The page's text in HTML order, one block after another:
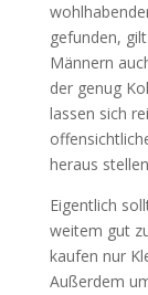
gefunden,
Männern
der genug
lassen sich
heraus
Eigentlich
weitem gut
kaufen nur
Außerdem